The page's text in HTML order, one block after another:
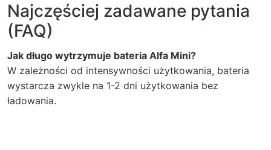
Najczęściej zadawane pytania
(FAQ)
Jak długo wytrzymuje bateria Alfa Mini?
W zależności od intensywności użytkowania, bateria
wystarcza zwykle na 1-2 dni użytkowania bez
ładowania.